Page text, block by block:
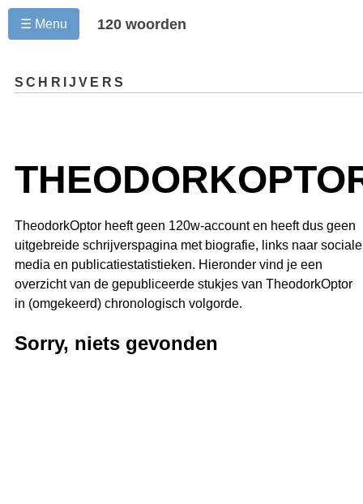
☰ Menu 120 woorden
SCHRIJVERS
TheodorkOptor heeft geen 120w-account en heeft dus geen
uitgebreide schrijverspagina met biografie, links naar sociale
media en publicatiestatistieken. Hieronder vind je een
overzicht van de gepubliceerde stukjes van TheodorkOptor
in (omgekeerd) chronologisch volgorde.
Sorry, niets gevonden